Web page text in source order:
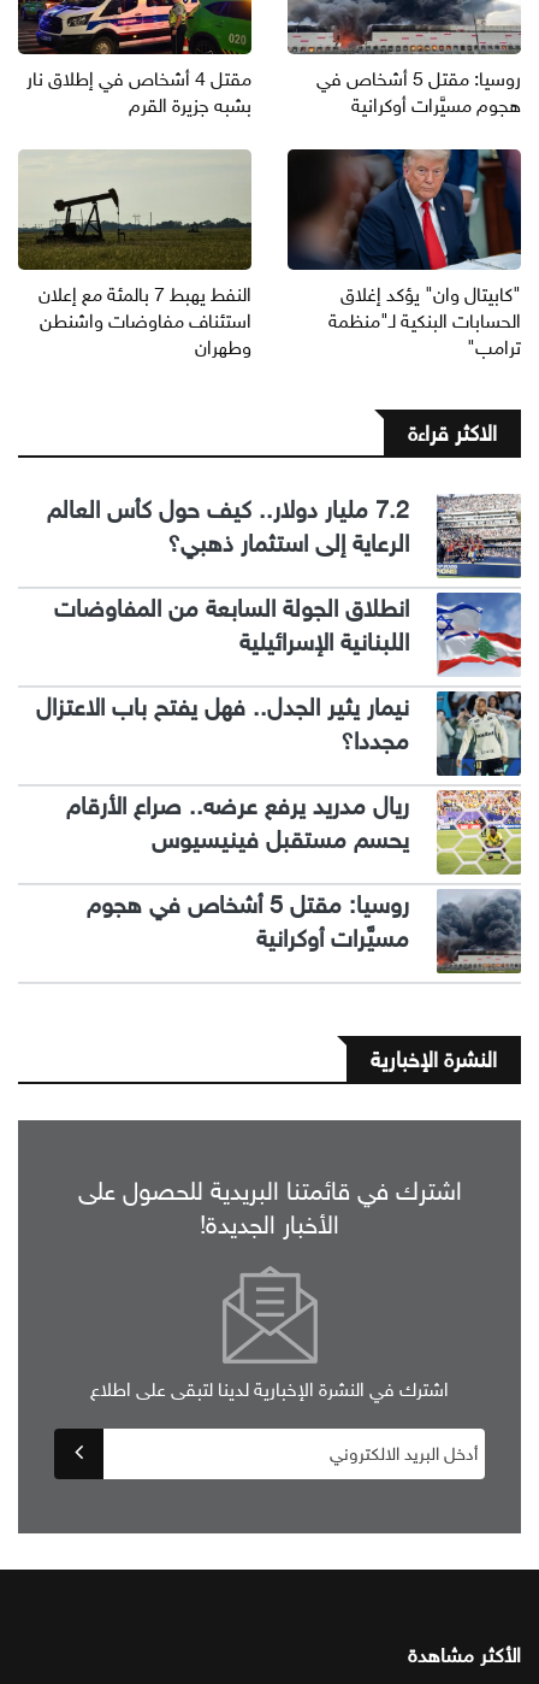
روسيا: مقتل 5 أشخاص في
هجوم مسيَّرات أوكرانية
مقتل 4 أشخاص في إطلاق نار
بشبه جزيرة القرم
"كابيتال وان" يؤكد إغلاق
الحسابات البنكية لـ"منظمة
ترامب"
النفط يهبط 7 بالمئة مع إعلان
استئناف مفاوضات واشنطن
وطهران
الاكثر قراءة
7.2 مليار دولار.. كيف حول كأس العالم
الرعاية إلى استثمار ذهبي؟
انطلاق الجولة السابعة من المفاوضات
اللبنانية الإسرائيلية
نيمار يثير الجدل.. فهل يفتح باب الاعتزال
مجددا؟
ريال مدريد يرفع عرضه.. صراع الأرقام
يحسم مستقبل فينيسيوس
روسيا: مقتل 5 أشخاص في هجوم
مسيَّرات أوكرانية
النشرة الإخبارية
اشترك في قائمتنا البريدية للحصول على
الأخبار الجديدة!
اشترك في النشرة الإخبارية لدينا لتبقى على اطلاع
الأكثر مشاهدة